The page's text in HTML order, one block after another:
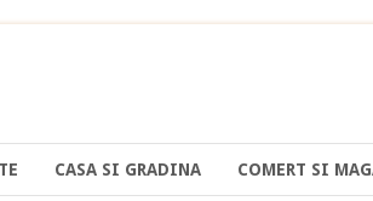
CASA SI GRADINA COMERT SI